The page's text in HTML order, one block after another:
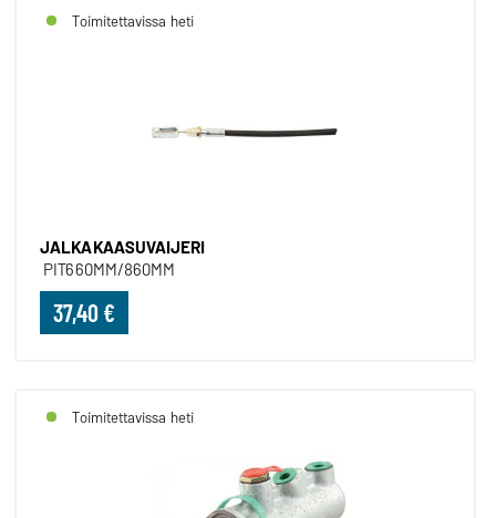
Toimitettavissa heti
JALKAKAASUVAIJERI
PIT660MM/860MM
37,40 €
Toimitettavissa heti